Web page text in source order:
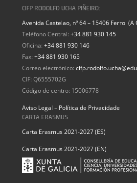
CIFP RODOLFO UCHA PIÑEIRO:
Avenida Castelao, nº 64 – 15406 Ferrol (A
Teléfono Central: +34 881 930 145
Oficina: +34 881 930 146
Fax: +34 881 930 165
Correo electrónico:
CIF: Q6555702G
Código de centro: 15006778
Aviso Legal – Política de Privacidade
CARTA ERASMUS
Carta Erasmus 2021-2027 (ES)
Carta Erasmus 2021-2027 (EN)